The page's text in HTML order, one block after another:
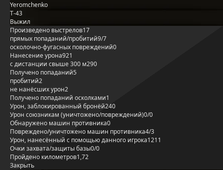
Yeromchenko
Т-43
Выжил
Произведено выстрелов17
прямых попаданий/пробитий9/7
осколочно-фугасных повреждений0
Нанесение урона921
с дистанции свыше 300 м290
Получено попаданий5
пробитий2
не нанёсших урон2
Получено попаданий осколками1
Урон, заблокированный бронёй240
Урон союзникам (уничтожено/повреждений)0/0
Обнаружено машин противника0
Повреждено/уничтожено машин противника4/3
Урон, нанесённый с помощью данного игрока1211
Очки захвата/защиты базы0/0
Пройдено километров1,72
Закрыть